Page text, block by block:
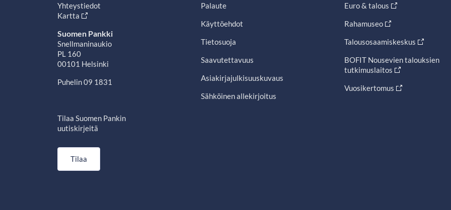
Yhteystiedot
Kartta
Suomen Pankki
Snellmaninaukio
PL 160
00101 Helsinki
Puhelin 09 1831
Tilaa Suomen Pankin
uutiskirjeitä
Tilaa
Palaute
Käyttöehdot
Tietosuoja
Saavutettavuus
Asiakirjajulkisuuskuvaus
Sähköinen allekirjoitus
Euro & talous
Rahamuseo
Talousosaamiskeskus
BOFIT Nousevien talouksien
tutkimuslaitos
Vuosikertomus